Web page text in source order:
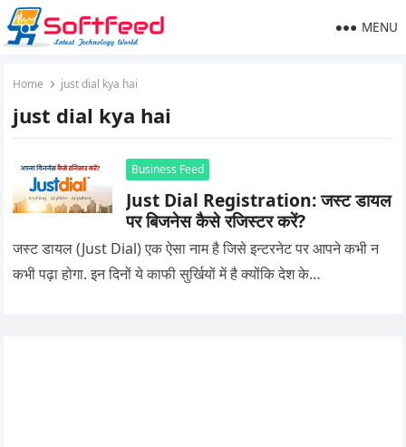
MENU
Home just dial kya hai
just dial kya hai
Business Feed
Just Dial Registration: जस्ट डायल
पर बिजनेस कैसे रजिस्टर करें?
जस्ट डायल (Just Dial) एक ऐसा नाम है जिसे इन्टरनेट पर आपने कभी न
कभी पढ़ा होगा. इन दिनों ये काफी सुर्खियों में है क्योंकि देश के…